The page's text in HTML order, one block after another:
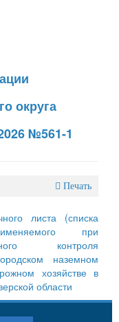
округа
№561-1
Печать
листа (списка
при
контроля
наземном
хозяйстве в
области